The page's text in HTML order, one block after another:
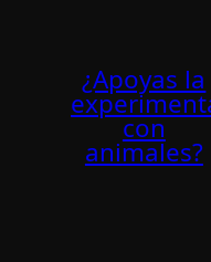
¿Apoyas la
con
animales?